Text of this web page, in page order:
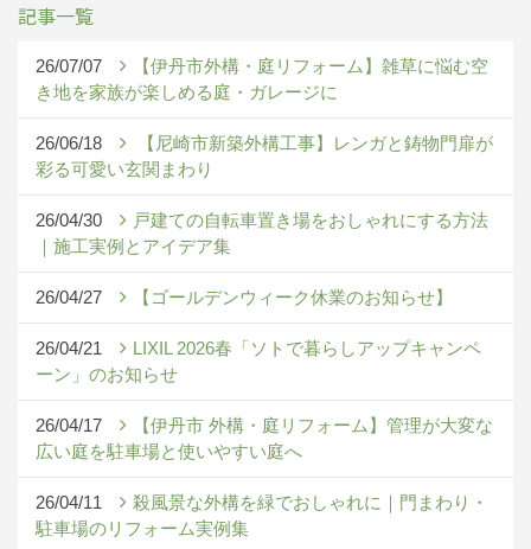
記事一覧
26/07/07
【伊丹市外構・庭リフォーム】雑草に悩む空
き地を家族が楽しめる庭・ガレージに
26/06/18
【尼崎市新築外構工事】レンガと鋳物門扉が
彩る可愛い玄関まわり
26/04/30
戸建ての自転車置き場をおしゃれにする方法
｜施工実例とアイデア集
26/04/27 【ゴールデンウィーク休業のお知らせ】
26/04/21
LIXIL 2026春「ソトで暮らしアップキャンペ
ーン」のお知らせ
26/04/17
【伊丹市 外構・庭リフォーム】管理が大変な
広い庭を駐車場と使いやすい庭へ
26/04/11
殺風景な外構を緑でおしゃれに｜門まわり・
駐車場のリフォーム実例集